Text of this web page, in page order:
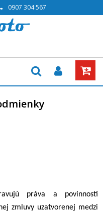
0907 304 567
práva a povinnosti
zmluvy uzatvorenej medzi